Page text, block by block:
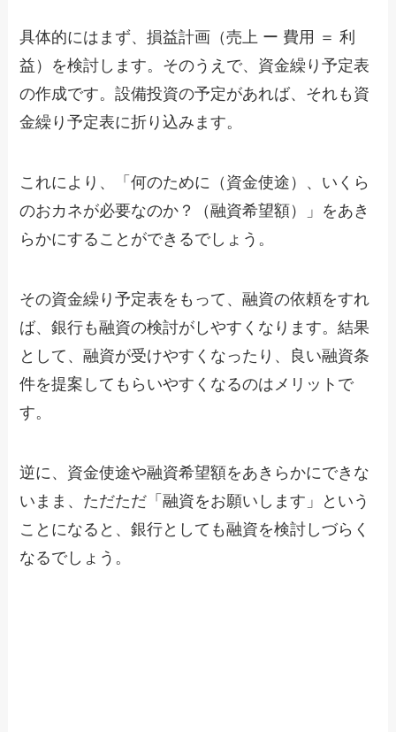
具体的にはまず、損益計画（売上 ー 費用 ＝ 利
益）を検討します。そのうえで、資金繰り予定表
の作成です。設備投資の予定があれば、それも資
金繰り予定表に折り込みます。
これにより、「何のために（資金使途）、いくら
のおカネが必要なのか？（融資希望額）」をあき
らかにすることができるでしょう。
その資金繰り予定表をもって、融資の依頼をすれ
ば、銀行も融資の検討がしやすくなります。結果
として、融資が受けやすくなったり、良い融資条
件を提案してもらいやすくなるのはメリットで
す。
逆に、資金使途や融資希望額をあきらかにできな
いまま、ただただ「融資をお願いします」という
ことになると、銀行としても融資を検討しづらく
なるでしょう。